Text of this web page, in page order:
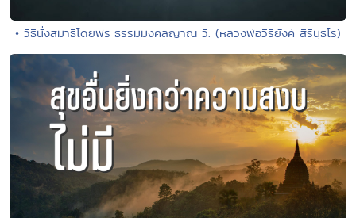
• วิธีนั่งสมาธิโดยพระธรรมมงคลญาณ วิ. (หลวงพ่อวิริยังค์ สิรินฺธโร)